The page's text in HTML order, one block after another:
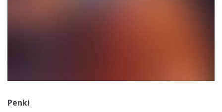
Penki